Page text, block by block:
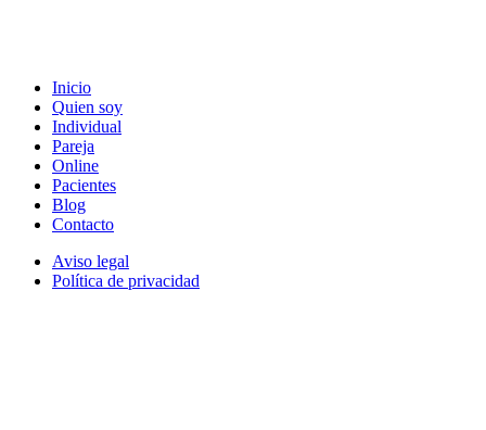
Inicio
Quien soy
Individual
Pareja
Online
Pacientes
Blog
Contacto
Aviso legal
Política de privacidad